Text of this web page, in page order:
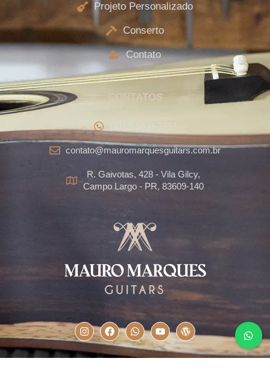
Projeto Personalizado
Conserto
Contato
CONTATOS
(41) 9 9700-2797
contato@mauromarquesguitars.com.br
R. Gaivotas, 428 - Vila Gilcy,
Campo Largo - PR, 83609-140